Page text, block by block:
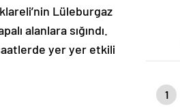
Lüleburgaz
alanlara sığındı.
yer yer etkili
1